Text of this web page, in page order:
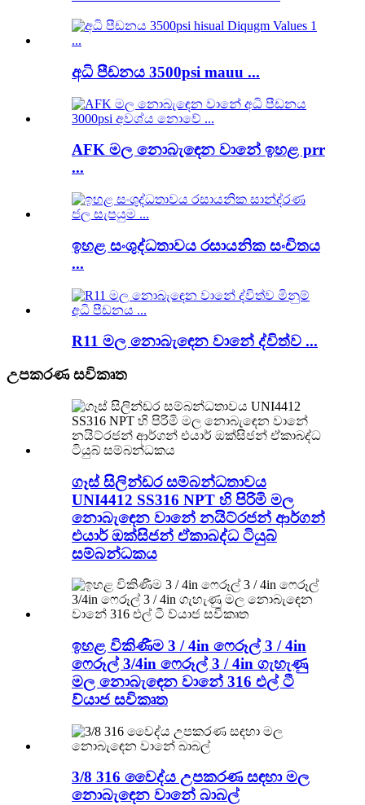
අධි පීඩනය 3500psi mauu ...
AFK මල නොබැඳෙන වානේ ඉහළ prr
...
ඉහළ සංශුද්ධතාවය රසායනික සංචිතය
...
R11 මල නොබැඳෙන වානේ ද්විත්ව ...
උපකරණ සවිකෘත
ගෑස් සිලින්ඩර සම්බන්ධතාවය
UNI4412 SS316 NPT හි පිරිමි මල
නොබැඳෙන වානේ නයිට්රජන් ආර්ගන්
එයාර් ඔක්සිජන් ඒකාබද්ධ ටියුබ්
සම්බන්ධකය
ඉහළ විකිණීම 3 / 4in ෆෙරූල් 3 / 4in
ෆෙරූල් 3/4in ෆෙරූල් 3 / 4in ගැහැණු
මල නොබැඳෙන වානේ 316 එල් ටී
ව්යාජ සවිකෘත
3/8 316 වෛද්ය උපකරණ සඳහා මල
නොබැඳෙන වානේ බාබල්